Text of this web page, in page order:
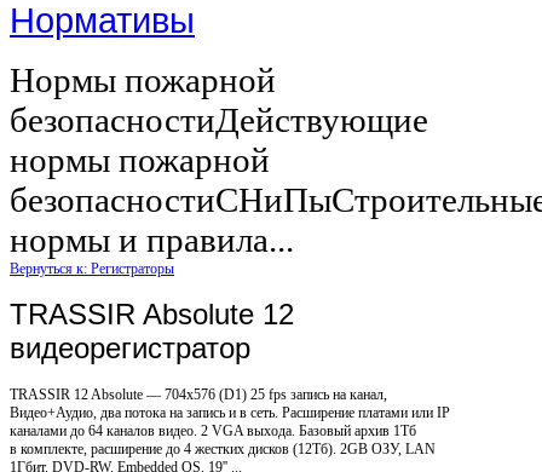
Нормативы
Нормы пожарной
безопасностиДействующие
нормы пожарной
нормы и правила...
Вернуться к: Регистраторы
TRASSIR Absolute 12
видеорегистратор
TRASSIR 12 Absolute — 704x576 (D1) 25 fps запись на канал,
Видео+Аудио, два потока на запись и в сеть. Расширение платами или IP
каналами до 64 каналов видео. 2 VGA выхода. Базовый архив 1Тб
в комплекте, расширение до 4 жестких дисков (12Тб). 2GB ОЗУ, LAN
1Гбит. DVD-RW. Embedded OS. 19'' ...